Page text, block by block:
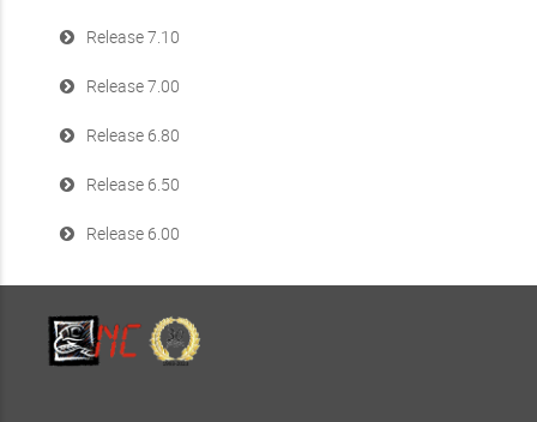
Release 7.10
Release 7.00
Release 6.80
Release 6.50
Release 6.00